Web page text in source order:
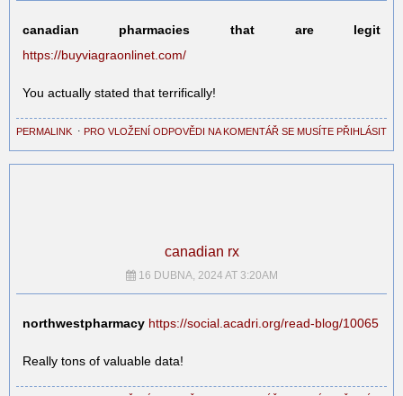
canadian pharmacies that are legit
https://buyviagraonlinet.com/
You actually stated that terrifically!
PERMALINK ⋅ PRO VLOŽENÍ ODPOVĚDI NA KOMENTÁŘ SE MUSÍTE PŘIHLÁSIT
canadian rx
16 DUBNA, 2024 AT 3:20AM
northwestpharmacy https://social.acadri.org/read-blog/10065
Really tons of valuable data!